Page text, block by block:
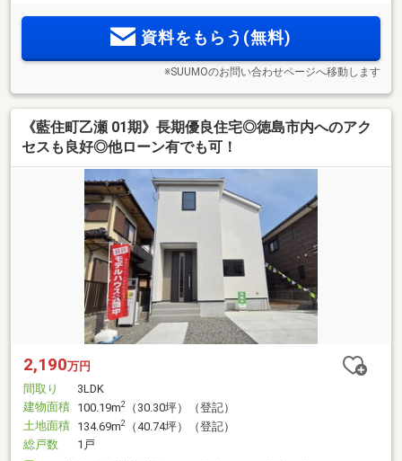
資料をもらう(無料)
※SUUMOのお問い合わせページへ移動します
《藍住町乙瀬 01期》長期優良住宅◎徳島市内へのアク
セスも良好◎他ローン有でも可！
2,190万円
間取り
3LDK
建物面積 100.19m2
（30.30坪）（登記）
土地面積 134.69m2
（40.74坪）（登記）
総戸数
1戸